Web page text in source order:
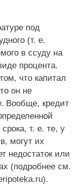
под
(т. е.
в ссуду на
процента.
что капитал
он не
Вообще, кредит
т. е. те, у
могут их
недостаток или
(подробнее см.